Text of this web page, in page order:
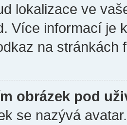
lokalizace ve
Více informací je
na stránkách
obrázek pod
se nazývá